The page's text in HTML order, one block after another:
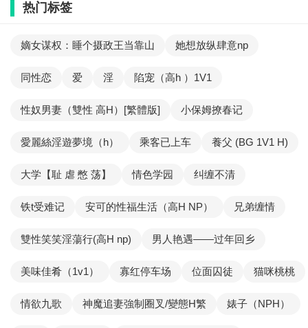
热门标签
嫡女谋权：睡个摄政王当靠山 她想放纵肆意np
同性恋 爱 淫 陷宠（高h ）1V1
性奴男妻（雙性 高H）[繁體版] 小保姆撩春记
愛麗絲淫遊夢境（h） 乘客已上车 養父 (BG 1V1 H)
大学【耻 虐 憋 荡】 情色学园 纠缠不清
铁t受难记 安可的性福生活（高H NP） 兄弟缠情
雙性笑笑淫蕩行(高H np) 男人艳遇——过年回乡
美味佳肴（1v1） 寡红停车场 位面囚徒 猫咪桃桃
情欲九歌 神魔追妻強制圈叉/變態H繁 婊子（NPH）